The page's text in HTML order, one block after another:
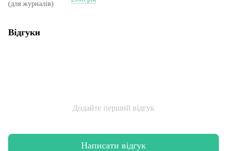
(для журналів)
Відгуки
Додайте перший відгук
Написати відгук